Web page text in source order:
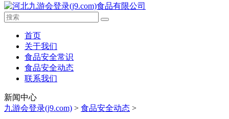
首页
关于我们
食品安全常识
食品安全动态
联系我们
新闻中心
九游会登录(j9.com) > 食品安全动态 >